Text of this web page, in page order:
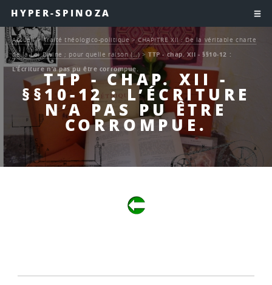
HYPER-SPINOZA
TTP - CHAP. XII -
§§10-12 : L’ÉCRITURE
N’A PAS PU ÊTRE
CORROMPUE.
Accueil>Traité théologico-politique>CHAPITRE XII : De la véritable charte
de la Loi Divine ; pour quelle raison (…) >TTP - chap. XII - §§10-12 :
L’Écriture n’a pas pu être corrompue.